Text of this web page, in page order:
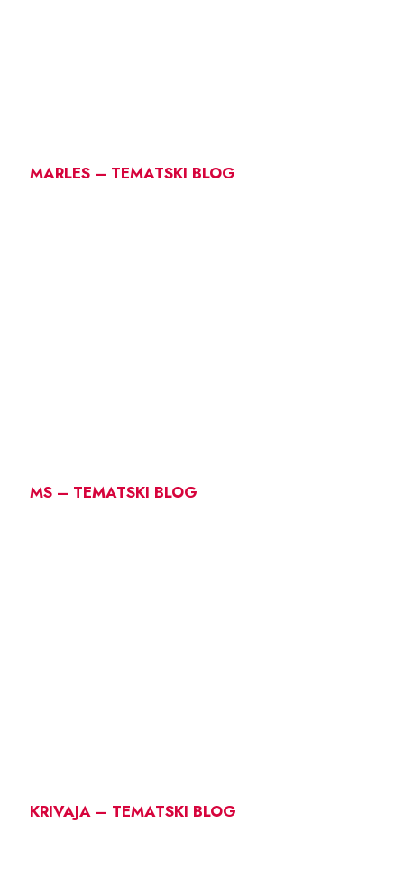
MARLES – TEMATSKI BLOG
MS – TEMATSKI BLOG
KRIVAJA – TEMATSKI BLOG